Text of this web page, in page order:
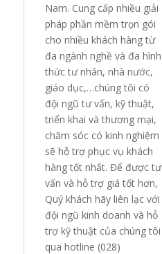
Nam. Cung cấp nhiều giải
pháp phần mềm trọn gói
cho nhiều khách hàng từ
đa ngành nghề và đa hình
thức tư nhân, nhà nước,
giáo dục,…chúng tôi có
đội ngũ tư vấn, kỹ thuật,
triển khai và thương mại,
chăm sóc có kinh nghiệm
sẽ hỗ trợ phục vụ khách
hàng tốt nhất. Để được tư
vấn và hỗ trợ giá tốt hơn,
Quý khách hãy liên lạc với
đội ngũ kinh doanh và hỗ
trợ kỹ thuật của chúng tôi
qua hotline (028)